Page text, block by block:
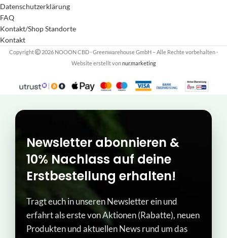
Datenschutzerklärung
FAQ
Kontakt/Shop Standorte
Kontakt
Copyright 2026 NOOON CBD · Greenwarehouse GmbH – Alle Rechte vorbehalten·
Website erstellt vonnur.marketing
Newsletter abonnieren &
10% Nachlass auf deine
Erstbestellung erhalten!
Tragt euch in unseren Newsletter ein und
erfahrt als erste von Aktionen (Rabatte), neuen
Produkten und aktuellen News rund um das